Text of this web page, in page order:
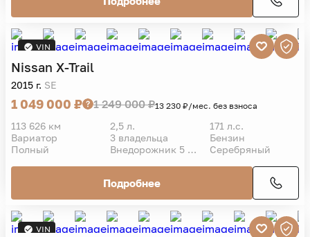
VIN
Nissan X-Trail
2015 г. SE
1 049 000 ₽ 1 249 000 ₽13 230 ₽/мес. без взноса
113 626 км 2,5 л.
171 л.с.
Вариатор
3 владельца
Бензин
Полный
Внедорожник 5 дв. Серебряный
Подробнее
VIN